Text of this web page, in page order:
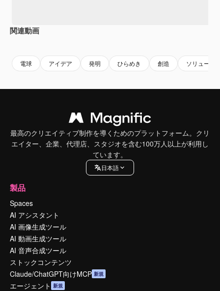
関連動画
電球 アイデア 発明 ひらめき 創造 ソリューシ
最高のクリエイティブ制作を導くためのプラットフォーム。クリ
エイター、企業、代理店、スタジオを含む100万人以上が利用し
ています。
日本語
製品
Spaces
AI アシスタント
AI 画像生成ツール
AI 動画生成ツール
AI 音声合成ツール
ストックコンテンツ
Claude/ChatGPT向けMCP 新規
エージェント 新規